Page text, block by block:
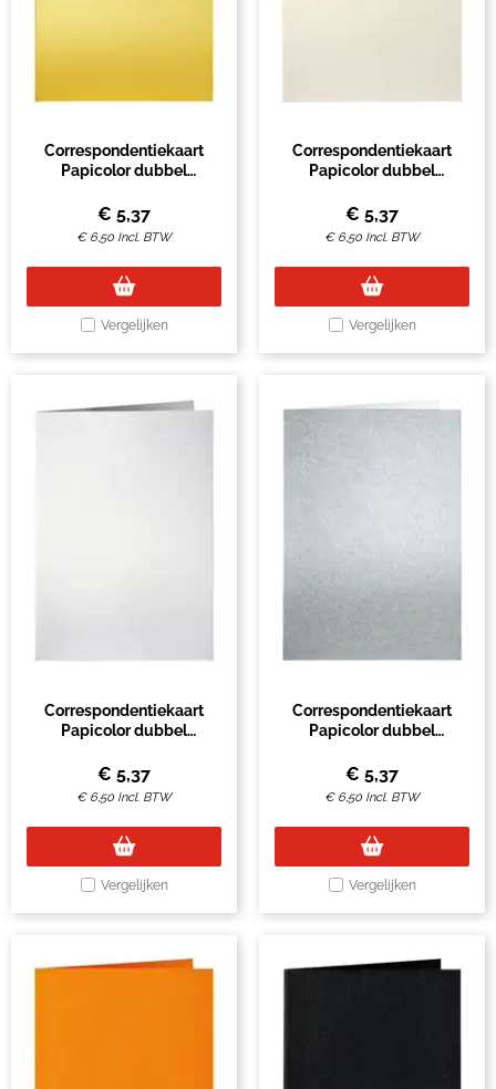
Correspondentiekaart
Papicolor dubbel
pak à 6 stuks
€ 5,37
€ 6,50 Incl. BTW
Vergelijken
Correspondentiekaart
Papicolor dubbel
pak à 6 stuks
€ 5,37
€ 6,50 Incl. BTW
Vergelijken
Correspondentiekaart
Papicolor dubbel
parelwit pak à 6 stuks
€ 5,37
€ 6,50 Incl. BTW
Vergelijken
Correspondentiekaart
Papicolor dubbel
pak à 6 stuks
€ 5,37
€ 6,50 Incl. BTW
Vergelijken